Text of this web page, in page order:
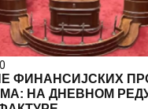
ФИНАНСИЈСКИХ
НА ДНЕВНОМ РЕДУ